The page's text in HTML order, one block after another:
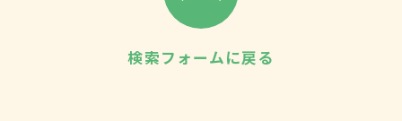
検索フォームに戻る